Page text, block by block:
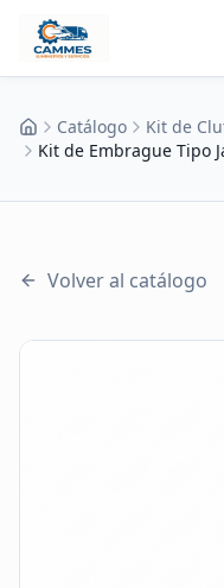
InicioCatálogo Kit de
Volver al catálogo